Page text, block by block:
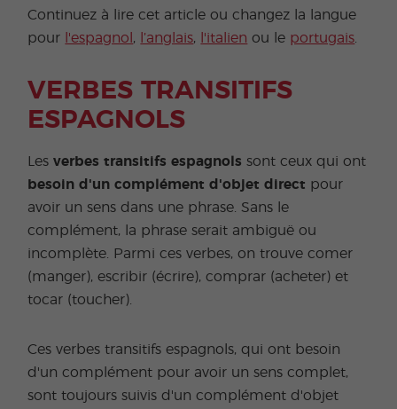
Continuez à lire cet article ou changez la langue
pour
l'espagnol , l’anglais, l'italien ou le portugais
VERBES TRANSITIFS
ESPAGNOLS
Lesverbes transitifs espagnols sont ceux qui ont
besoin d'un complément d'objet direct pour
avoir un sens dans une phrase. Sans le
complément, la phrase serait ambiguë ou
incomplète. Parmi ces verbes, on trouve comer
(manger), escribir (écrire), comprar (acheter) et
tocar (toucher).
Ces verbes transitifs espagnols, qui ont besoin
d'un complément pour avoir un sens complet,
sont toujours suivis d'un complément d'objet